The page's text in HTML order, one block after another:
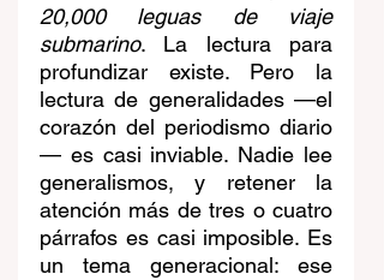
20,000 leguas de viaje
submarino. La lectura para
profundizar existe. Pero la
lectura de generalidades —el
corazón del periodismo diario
— es casi inviable. Nadie lee
generalismos, y retener la
atención más de tres o cuatro
párrafos es casi imposible. Es
un tema generacional: ese